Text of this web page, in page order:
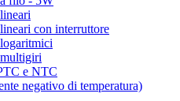
con interruttore
e NTC
negativo di temperatura)